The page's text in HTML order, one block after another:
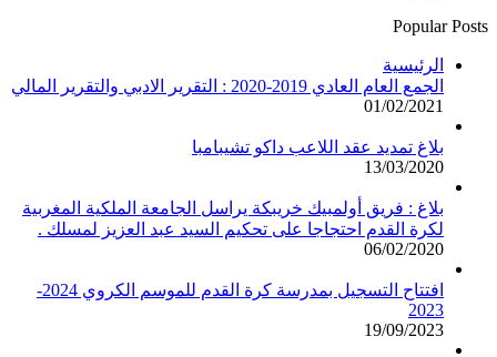
Popular Posts
الرئيسية
الجمع العام العادي 2019-2020 : التقرير الادبي والتقرير المالي
01/02/2021
بلاغ تمديد عقد اللاعب داكو تشيبامبا
13/03/2020
بلاغ : فريق أولمبيك خريبكة يراسل الجامعة الملكية المغربية
لكرة القدم احتجاجا على تحكيم السيد عبد العزيز لمسلك .
06/02/2020
افتتاح التسجيل بمدرسة كرة القدم للموسم الكروي 2024-
2023
19/09/2023